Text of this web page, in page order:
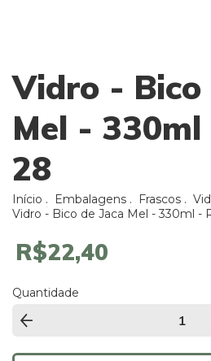
Vidro - Bico
Mel - 330ml
28
Início . Embalagens . Frascos .
Vidro - Bico de Jaca Mel - 330ml -
R$22,40
Quantidade